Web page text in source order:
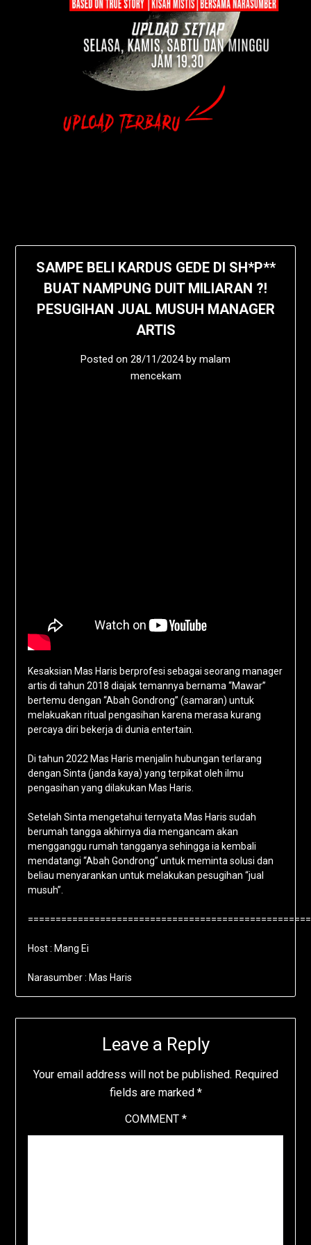
SAMPE BELI KARDUS GEDE DI SH*P**
BUAT NAMPUNG DUIT MILIARAN ?!
PESUGIHAN JUAL MUSUH MANAGER
ARTIS
Posted on 28/11/2024by malam
mencekam
Kesaksian Mas Haris berprofesi sebagai seorang manager
artis di tahun 2018 diajak temannya bernama “Mawar”
bertemu dengan “Abah Gondrong” (samaran) untuk
melakuakan ritual pengasihan karena merasa kurang
percaya diri bekerja di dunia entertain.
Di tahun 2022 Mas Haris menjalin hubungan terlarang
dengan Sinta (janda kaya) yang terpikat oleh ilmu
pengasihan yang dilakukan Mas Haris.
Setelah Sinta mengetahui ternyata Mas Haris sudah
berumah tangga akhirnya dia mengancam akan
mengganggu rumah tangganya sehingga ia kembali
mendatangi “Abah Gondrong” untuk meminta solusi dan
beliau menyarankan untuk melakukan pesugihan “jual
musuh”.
Host : Mang Ei
Narasumber : Mas Haris
Leave a Reply
Your email address will not be published. Required
fields are marked *
COMMENT *